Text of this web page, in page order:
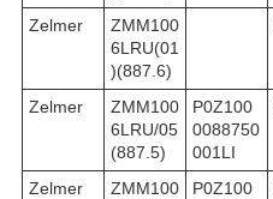
Zelmer
ZMM100
6LRU(01
)(887.6)
Zelmer
ZMM100
6LRU/05
(887.5)
P0Z100
0088750
001LI
Zelmer
ZMM100
P0Z100